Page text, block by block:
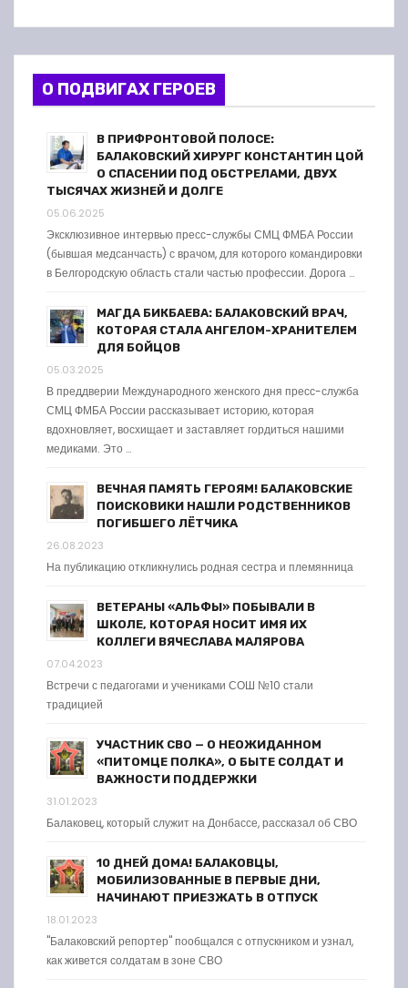
О ПОДВИГАХ ГЕРОЕВ
В ПРИФРОНТОВОЙ ПОЛОСЕ:
БАЛАКОВСКИЙ ХИРУРГ КОНСТАНТИН ЦОЙ
О СПАСЕНИИ ПОД ОБСТРЕЛАМИ, ДВУХ
ТЫСЯЧАХ ЖИЗНЕЙ И ДОЛГЕ
05.06.2025
Эксклюзивное интервью пресс-службы СМЦ ФМБА России
(бывшая медсанчасть) с врачом, для которого командировки
в Белгородскую область стали частью профессии. Дорога …
МАГДА БИКБАЕВА: БАЛАКОВСКИЙ ВРАЧ,
КОТОРАЯ СТАЛА АНГЕЛОМ-ХРАНИТЕЛЕМ
ДЛЯ БОЙЦОВ
05.03.2025
В преддверии Международного женского дня пресс-служба
СМЦ ФМБА России рассказывает историю, которая
вдохновляет, восхищает и заставляет гордиться нашими
медиками. Это …
ВЕЧНАЯ ПАМЯТЬ ГЕРОЯМ! БАЛАКОВСКИЕ
ПОИСКОВИКИ НАШЛИ РОДСТВЕННИКОВ
ПОГИБШЕГО ЛЁТЧИКА
26.08.2023
На публикацию откликнулись родная сестра и племянница
ВЕТЕРАНЫ «АЛЬФЫ» ПОБЫВАЛИ В
ШКОЛЕ, КОТОРАЯ НОСИТ ИМЯ ИХ
КОЛЛЕГИ ВЯЧЕСЛАВА МАЛЯРОВА
07.04.2023
Встречи с педагогами и учениками СОШ №10 стали
традицией
УЧАСТНИК СВО — О НЕОЖИДАННОМ
«ПИТОМЦЕ ПОЛКА», О БЫТЕ СОЛДАТ И
ВАЖНОСТИ ПОДДЕРЖКИ
31.01.2023
Балаковец, который служит на Донбассе, рассказал об СВО
10 ДНЕЙ ДОМА! БАЛАКОВЦЫ,
МОБИЛИЗОВАННЫЕ В ПЕРВЫЕ ДНИ,
НАЧИНАЮТ ПРИЕЗЖАТЬ В ОТПУСК
18.01.2023
"Балаковский репортер" пообщался с отпускником и узнал,
как живется солдатам в зоне СВО